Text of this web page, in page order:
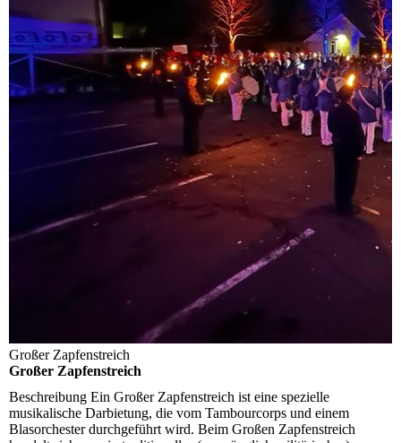
Großer Zapfenstreich
Großer Zapfenstreich
Beschreibung Ein Großer Zapfenstreich ist eine spezielle
musikalische Darbietung, die vom Tambourcorps und einem
Blasorchester durchgeführt wird. Beim Großen Zapfenstreich